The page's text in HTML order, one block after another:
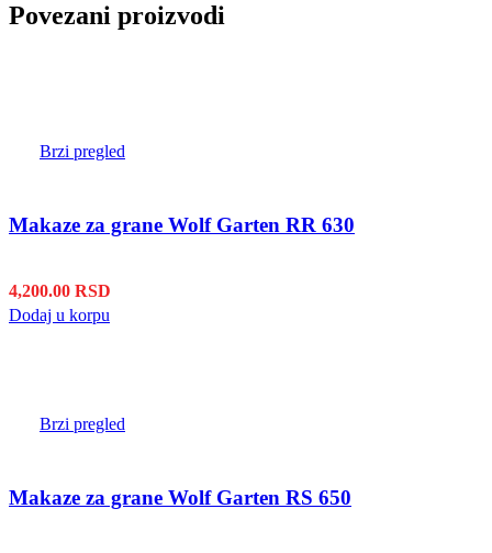
Povezani proizvodi
Brzi pregled
Makaze za grane Wolf Garten RR 630
4,200.00 RSD
Dodaj u korpu
Brzi pregled
Makaze za grane Wolf Garten RS 650